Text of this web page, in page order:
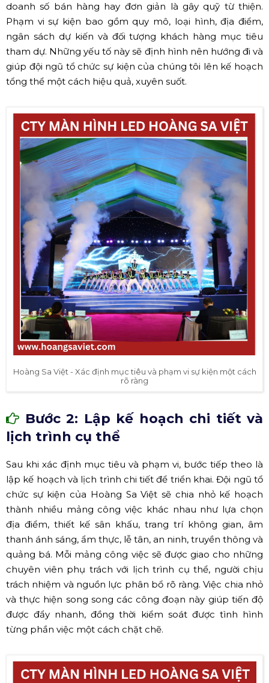
doanh số bán hàng hay đơn giản là gây quỹ từ thiện.
Phạm vi sự kiện bao gồm quy mô, loại hình, địa điểm,
ngân sách dự kiến và đối tượng khách hàng mục tiêu
tham dự. Những yếu tố này sẽ định hình nên hướng đi và
giúp đội ngũ tổ chức sự kiện của chúng tôi lên kế hoạch
tổng thể một cách hiệu quả, xuyên suốt.
Hoàng Sa Việt - Xác định mục tiêu và phạm vi sự kiện một cách
rõ ràng
Bước 2: Lập kế hoạch chi tiết và
lịch trình cụ thể
Sau khi xác định mục tiêu và phạm vi, bước tiếp theo là
lập kế hoạch và lịch trình chi tiết để triển khai. Đội ngũ tổ
chức sự kiện của Hoàng Sa Việt sẽ chia nhỏ kế hoạch
thành nhiều mảng công việc khác nhau như lựa chọn
địa điểm, thiết kế sân khấu, trang trí không gian, âm
thanh ánh sáng, ẩm thực, lễ tân, an ninh, truyền thông và
quảng bá. Mỗi mảng công việc sẽ được giao cho những
chuyên viên phụ trách với lịch trình cụ thể, người chịu
trách nhiệm và nguồn lực phân bổ rõ ràng. Việc chia nhỏ
và thực hiện song song các công đoạn này giúp tiến độ
được đẩy nhanh, đồng thời kiểm soát được tình hình
từng phần việc một cách chặt chẽ.